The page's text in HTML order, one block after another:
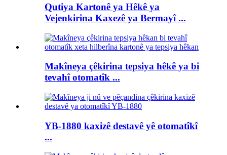
Qutiya Kartonê ya Hêkê ya
Vejenkirina Kaxezê ya Bermayî ...
Makîneya çêkirina tepsiya hêkê ya bi
tevahî otomatîk ...
YB-1880 kaxizê destavê yê otomatîkî
...